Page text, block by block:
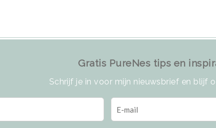
Gratis PureNes tips en
Schrijf je in voor mijn nieuwsbrief en blijf